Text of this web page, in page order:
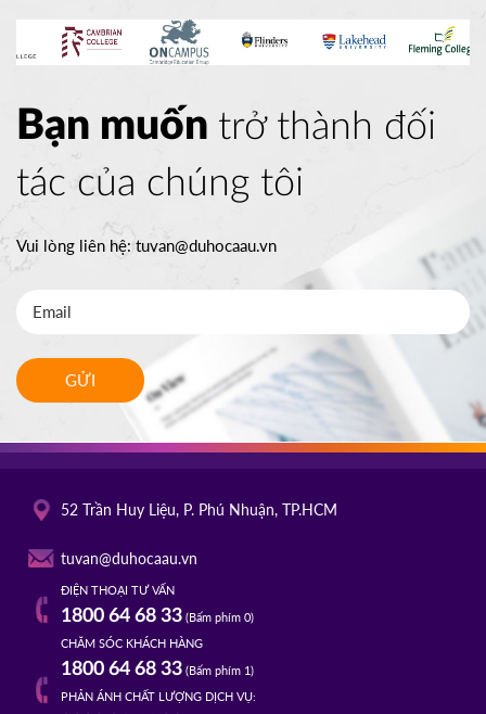
Bạn muốn trở thành đối
tác của chúng tôi
Vui lòng liên hệ:tuvan@duhocaau.vn
GỬI
52 Trần Huy Liệu, P. Phú Nhuận, TP.HCM
tuvan@duhocaau.vn
ĐIỆN THOẠI TƯ VẤN
1800 64 68 33(Bấm phím 0)
CHĂM SÓC KHÁCH HÀNG
1800 64 68 33(Bấm phím 1)
PHẢN ÁNH CHẤT LƯỢNG DỊCH VỤ: